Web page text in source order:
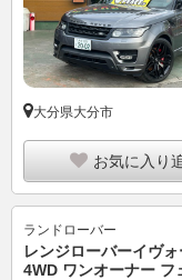
大分県大分市
お気に入り
ランドローバー
レンジローバーイヴ
4WD ワンオーナー フ